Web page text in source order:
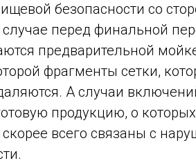
безопасности со
перед финальной
предварительной
фрагменты сетки,
А случаи
продукцию, о
скорее всего связаны с